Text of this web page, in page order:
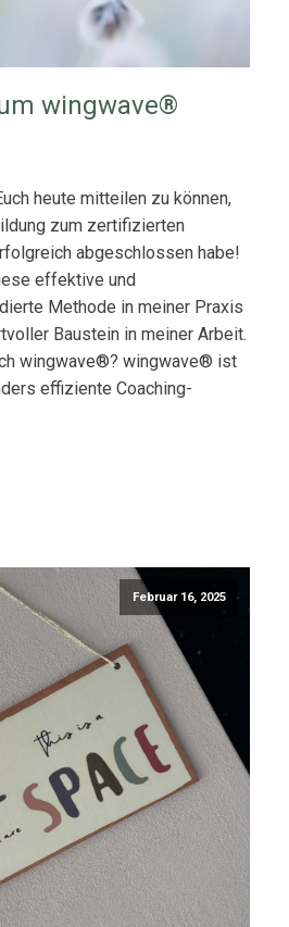
wingwave®
heute mitteilen zu können,
zum zertifizierten
abgeschlossen habe!
effektive und
Methode in meiner Praxis
Baustein in meiner Arbeit.
wingwave®? wingwave® ist
effiziente Coaching-
Februar 16, 2025